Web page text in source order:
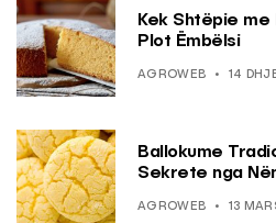
Kek Shtëpie
Plot Ëmbëlsi
AGROWEB 14
Ballokume
Sekrete nga
AGROWEB 13